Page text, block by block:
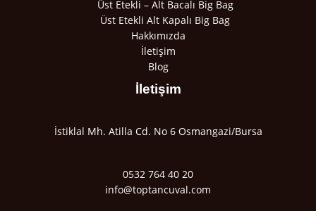
Üst Etekli – Alt Bacalı Big Bag
Üst Etekli Alt Kapalı Big Bag
Hakkımızda
İletişim
Blog
İletişim
İstiklal Mh. Atilla Cd. No 6 Osmangazi/Bursa
0532 764 40 20
info@toptancuval.com